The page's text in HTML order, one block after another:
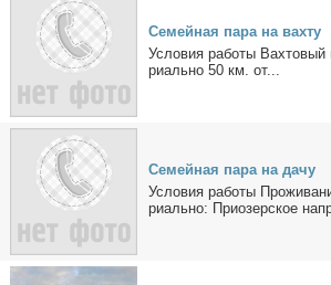
Се­мей­ная па­ра на вах­ту
Усло­вия ра­бо­ты
ри­аль­но 50 км. от...
Се­мей­ная па­ра на да­чу
Усло­вия ра­бо­ты
ри­аль­но: При­озер­ское